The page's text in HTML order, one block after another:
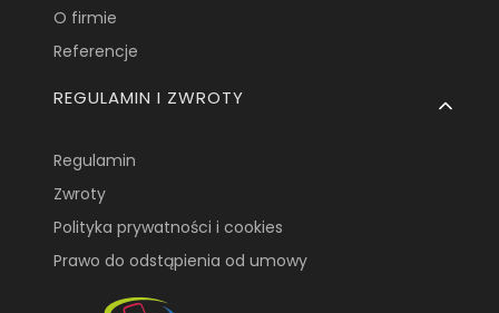
O firmie
Referencje
REGULAMIN I ZWROTY
Regulamin
Zwroty
Polityka prywatności i cookies
Prawo do odstąpienia od umowy